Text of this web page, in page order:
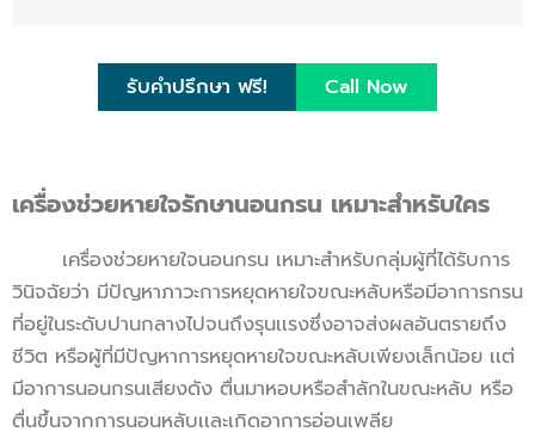
รับคำปรึกษา ฟรี! Call Now
เครื่องช่วยหายใจรักษานอนกรน เหมาะสำหรับใคร
เครื่องช่วยหายใจนอนกรน เหมาะสำหรับกลุ่มผู้ที่ได้รับการ
วินิจฉัยว่า มีปัญหาภาวะการหยุดหายใจขณะหลับหรือมีอาการกรน
ที่อยู่ในระดับปานกลางไปจนถึงรุนเเรงซึ่งอาจส่งผลอันตรายถึง
ชีวิต หรือผู้ที่มีปัญหาการหยุดหายใจขณะหลับเพียงเล็กน้อย เเต่
มีอาการนอนกรนเสียงดัง ตื่นมาหอบหรือสำลักในขณะหลับ หรือ
ตื่นขึ้นจากการนอนหลับเเละเกิดอาการอ่อนเพลีย